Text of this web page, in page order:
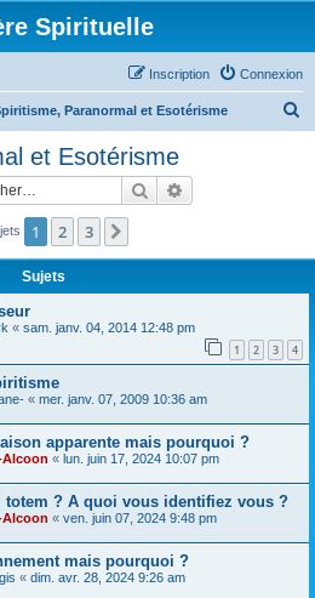
Spirituelle
Connexion
Inscription
Paranormal et Esotérisme
e
r
et Esotérisme
Rechercher
1 2 3
Sujets
« sam. janv. 04, 2014 12:48 pm
1 2 3 4
« mer. janv. 07, 2009 10:36 am
apparente mais pourquoi ?
Alcoon « lun. juin 17, 2024 10:07 pm
totem ? A quoi vous identifiez vous ?
Alcoon « ven. juin 07, 2024 9:48 pm
mais pourquoi ?
« dim. avr. 28, 2024 9:26 am